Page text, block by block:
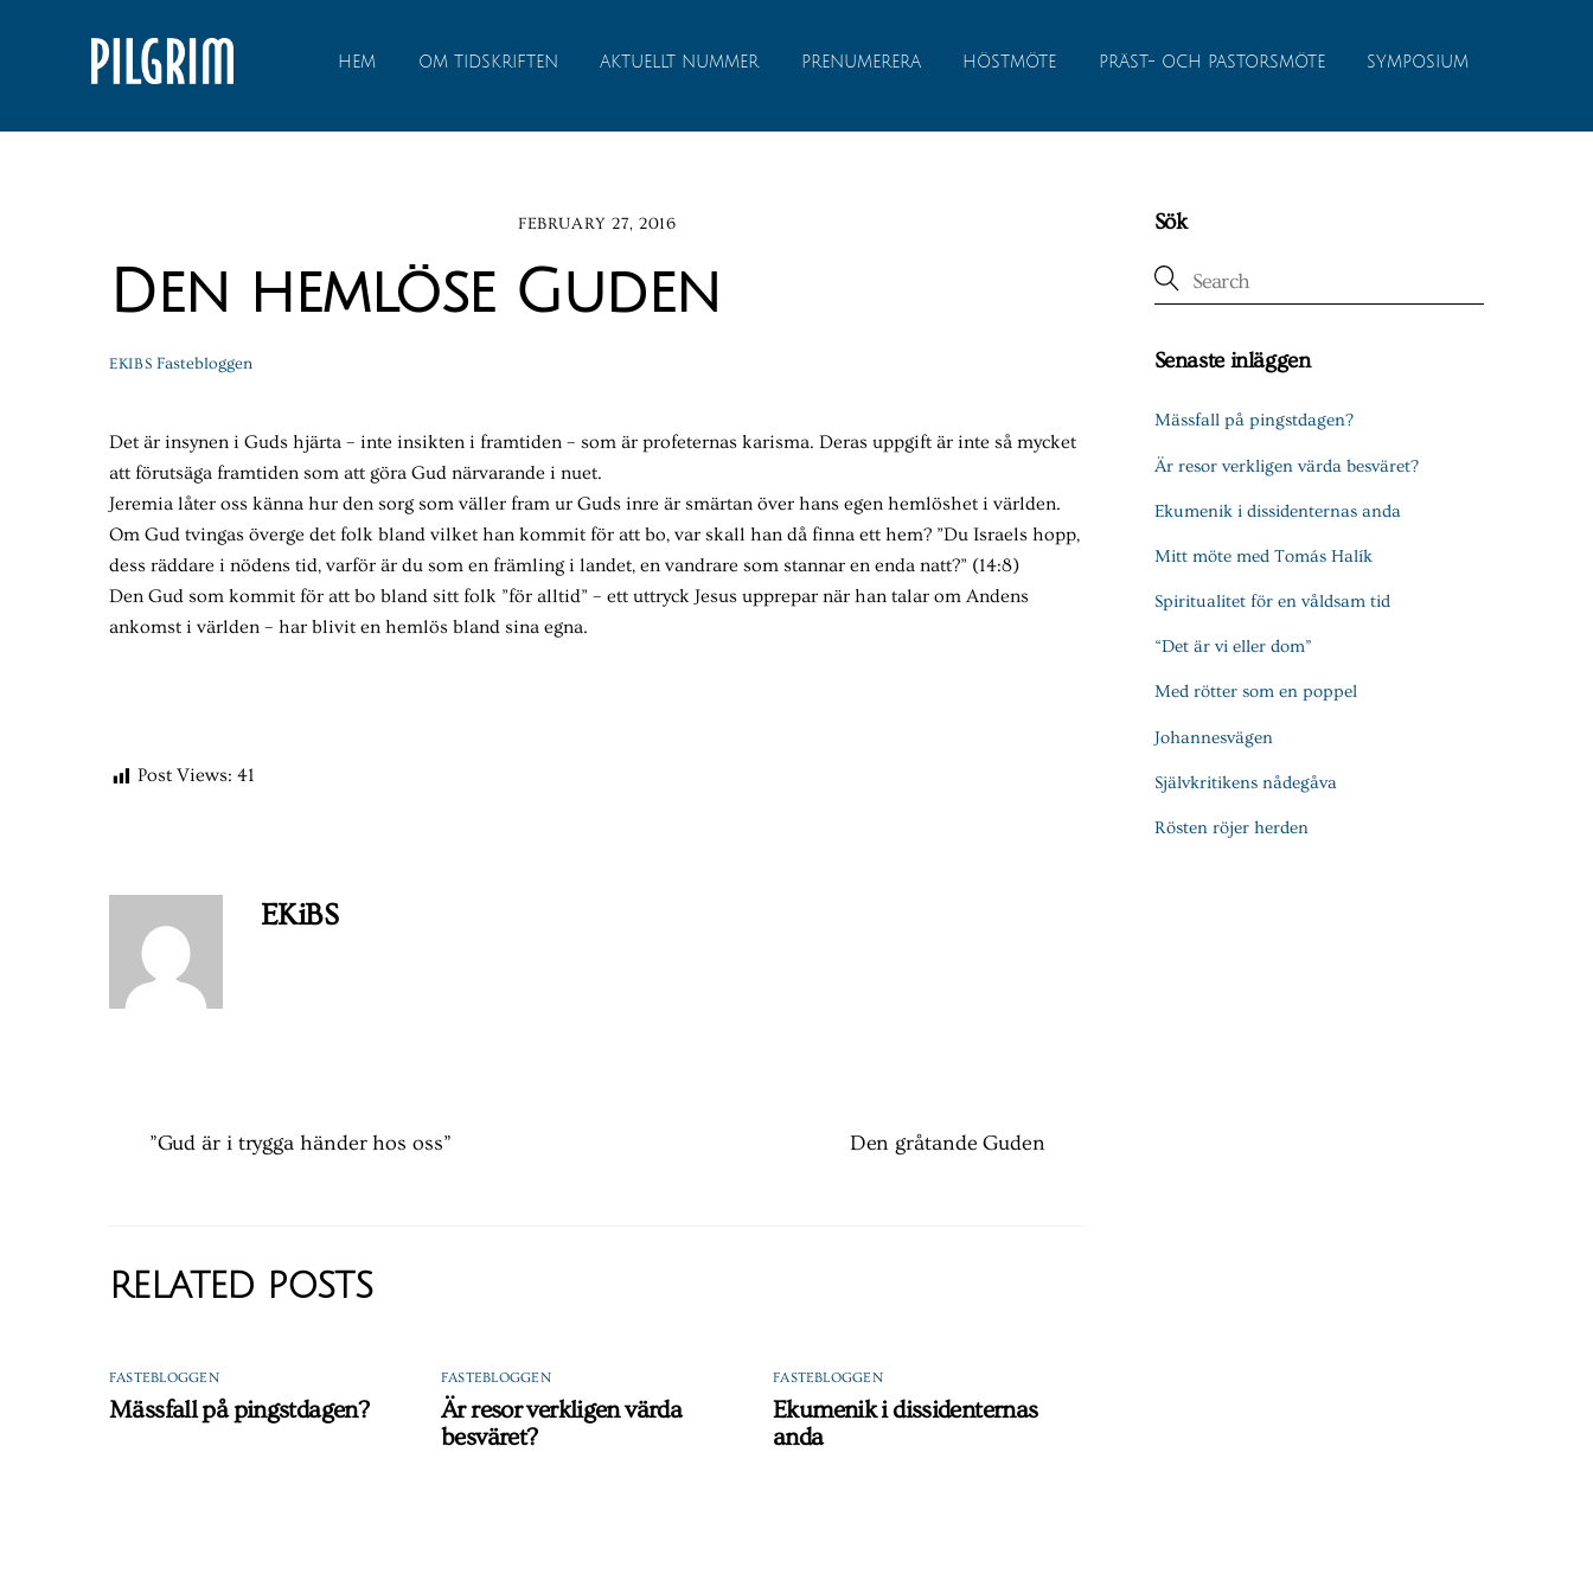
HEM OM TIDSKRIFTEN AKTUELLT NUMMER PRENUMERERA HÖSTMÖTE PRÄST- OCH PASTORSMÖTE SYMPOSIUM
FEBRUARY 27, 2016
Den hemlöse Guden
EKIBS Fastebloggen
Det är insynen i Guds hjärta – inte insikten i framtiden – som är profeternas karisma. Deras uppgift är inte så mycket
att förutsäga framtiden som att göra Gud närvarande i nuet.
Jeremia låter oss känna hur den sorg som väller fram ur Guds inre är smärtan över hans egen hemlöshet i världen.
Om Gud tvingas överge det folk bland vilket han kommit för att bo, var skall han då finna ett hem? ”Du Israels hopp,
dess räddare i nödens tid, varför är du som en främling i landet, en vandrare som stannar en enda natt?” (14:8)
Den Gud som kommit för att bo bland sitt folk ”för alltid” – ett uttryck Jesus upprepar när han talar om Andens
ankomst i världen – har blivit en hemlös bland sina egna.
Post Views: 41
EKiBS
”Gud är i trygga händer hos oss” Den gråtande Guden
RELATED POSTS
FASTEBLOGGEN
Mässfall på pingstdagen?
FASTEBLOGGEN
Är resor verkligen värda
besväret?
FASTEBLOGGEN
Ekumenik i dissidenternas
anda
Sök
Senaste inläggen
Mässfall på pingstdagen?
Är resor verkligen värda besväret?
Ekumenik i dissidenternas anda
Mitt möte med Tomás Halík
Spiritualitet för en våldsam tid
“Det är vi eller dom”
Med rötter som en poppel
Johannesvägen
Självkritikens nådegåva
Rösten röjer herden